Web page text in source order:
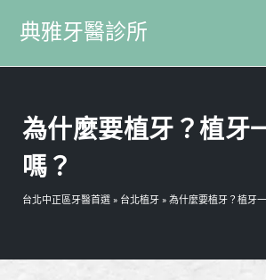
典雅牙醫診所
為什麼要植牙？植牙
嗎？
台北中正區牙醫首選 » 台北植牙 » 為什麼要植牙？植牙